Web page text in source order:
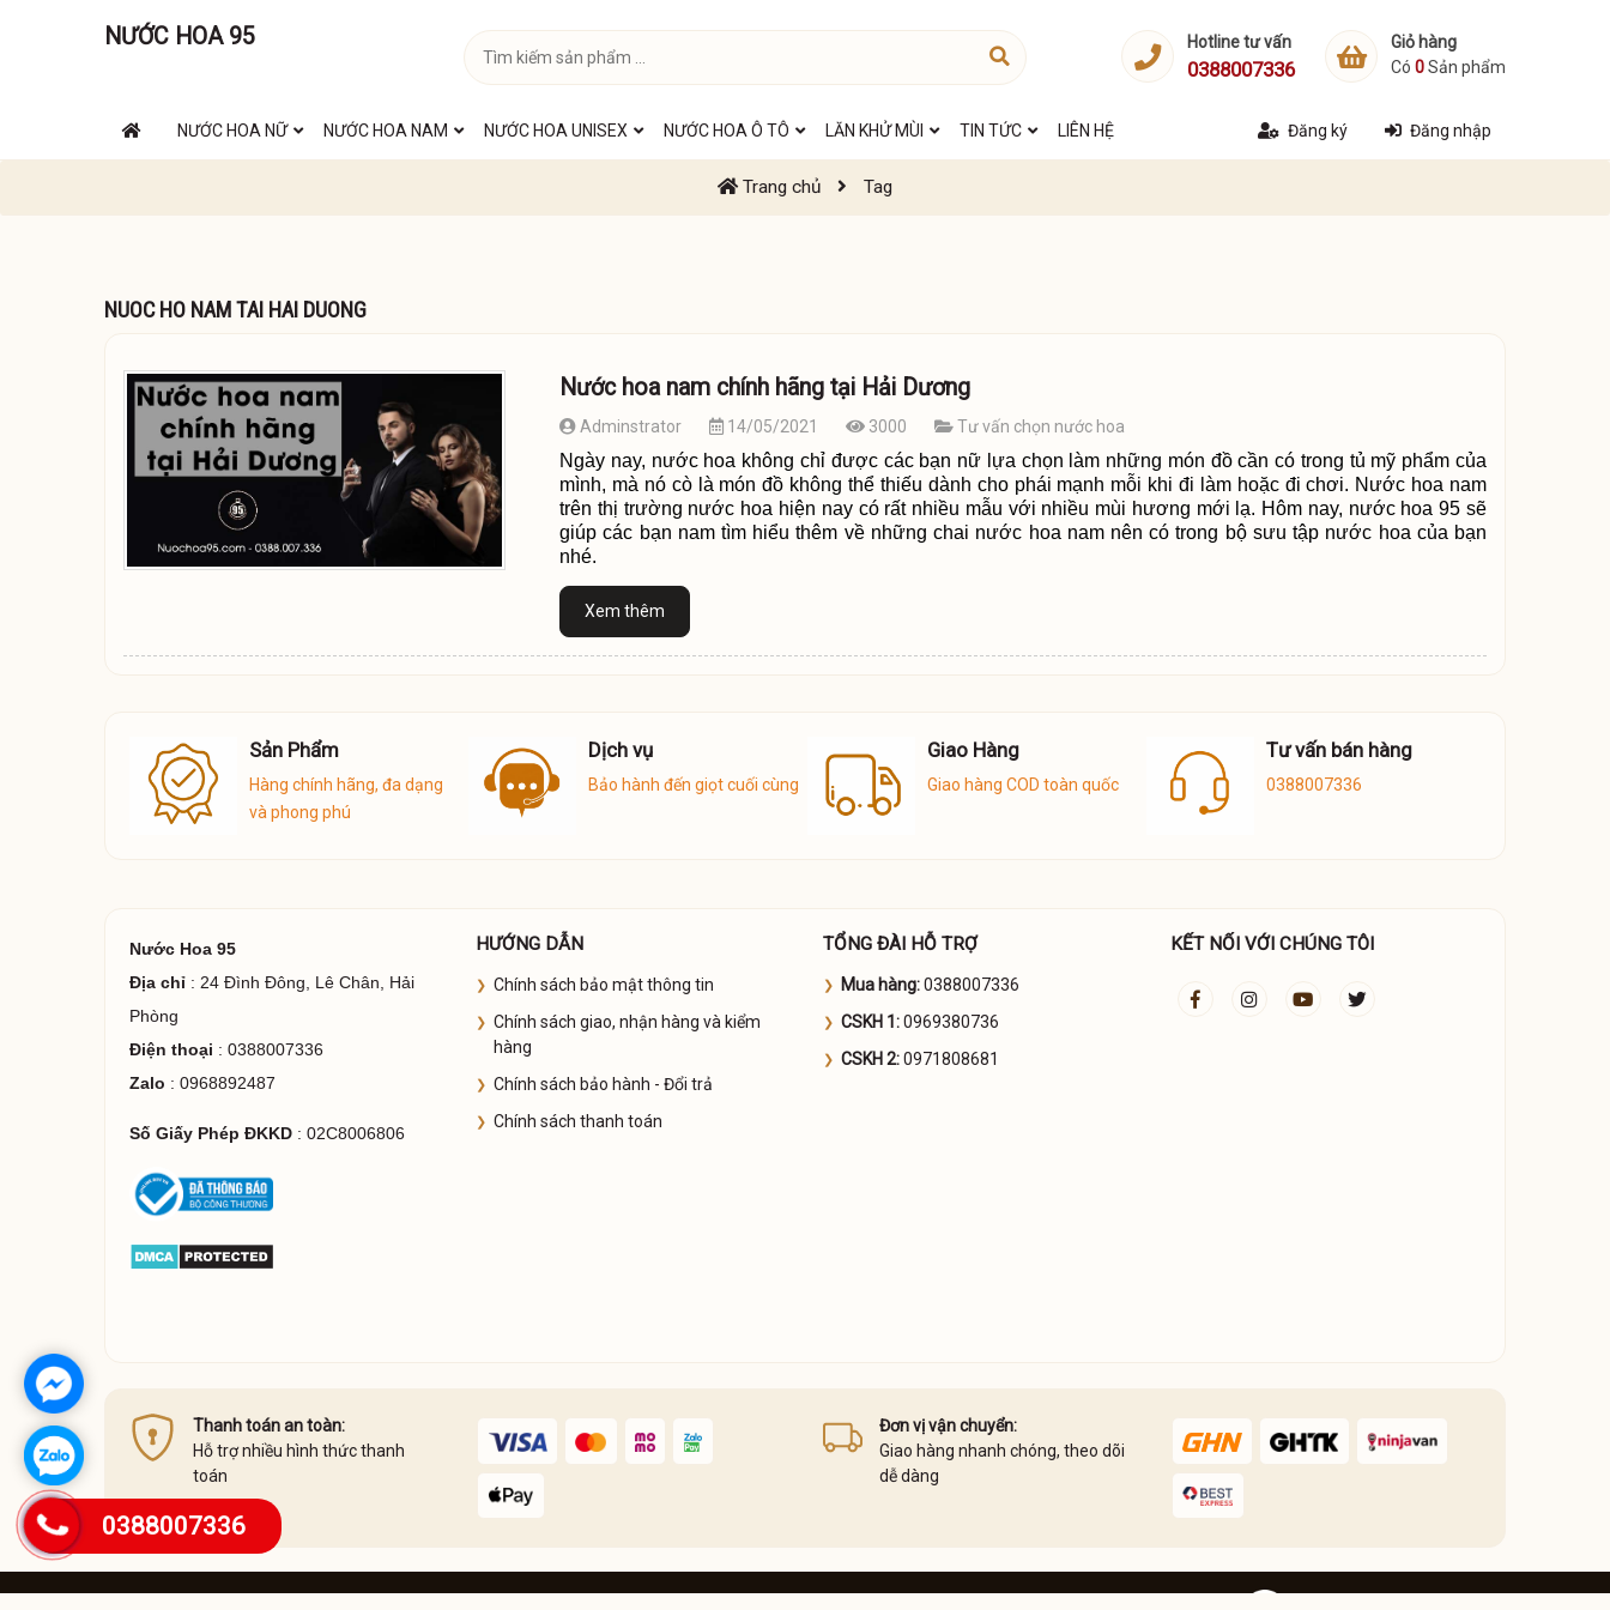
NƯỚC HOA 95
Giỏ hàng
Có 0Sản phẩm
Hotline tư vấn
0388007336
NƯỚC HOA NỮ NƯỚC HOA NAM NƯỚC HOA UNISEX NƯỚC HOA Ô TÔ LĂN KHỬ MÙI TIN TỨC LIÊN HỆ Đăng ký Đăng nhập
Trang chủ Tag
NUOC HO NAM TAI HAI DUONG
Nước hoa nam chính hãng tại Hải Dương
Adminstrator 14/05/2021 3000 Tư vấn chọn nước hoa
Ngày nay, nước hoa không chỉ được các bạn nữ lựa chọn làm những món đồ cần có trong tủ mỹ phẩm của
mình, mà nó cò là món đồ không thể thiếu dành cho phái mạnh mỗi khi đi làm hoặc đi chơi. Nước hoa nam
trên thị trường nước hoa hiện nay có rất nhiều mẫu với nhiều mùi hương mới lạ. Hôm nay, nước hoa 95 sẽ
giúp các bạn nam tìm hiểu thêm về những chai nước hoa nam nên có trong bộ sưu tập nước hoa của bạn
nhé.
Xem thêm
Sản Phẩm
Hàng chính hãng, đa dạng
và phong phú
Dịch vụ
Bảo hành đến giọt cuối cùng
Giao Hàng
Giao hàng COD toàn quốc
Tư vấn bán hàng
0388007336
Nước Hoa 95
Địa chỉ : 24 Đình Đông, Lê Chân, Hải
Phòng
Điện thoại : 0388007336
Zalo : 0968892487
Số Giấy Phép ĐKKD: 02C8006806
HƯỚNG DẪN
Chính sách bảo mật thông tin
Chính sách giao, nhận hàng và kiểm
hàng
Chính sách bảo hành - Đổi trả
Chính sách thanh toán
TỔNG ĐÀI HỖ TRỢ
Mua hàng:0388007336
CSKH 1:0969380736
CSKH 2:0971808681
KẾT NỐI VỚI CHÚNG TÔI
Thanh toán an toàn:
Hỗ trợ nhiều hình thức thanh
toán
Đơn vị vận chuyển:
Giao hàng nhanh chóng, theo dõi
dễ dàng
0388007336